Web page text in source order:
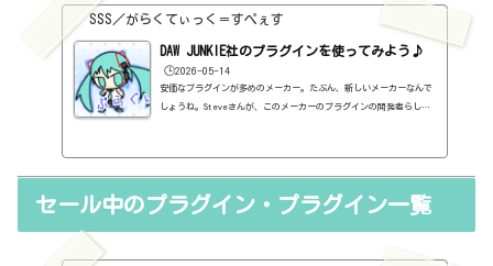
もの...
SSS／がらくてぃっく＝すぺぇす
DAW JUNKIE社のプラグインを使ってみよう♪
🕒️2026-05-14
安価なプラグインが多めのメーカー。たぶん、新しいメーカーなんで
しょうね。Steveさんが、このメーカーのプラグインの開発者らしい
BundleCOMPLRESS ONE・GATE ONE・LIMITER ONEのバンドル【定価】19.
セール中のプラグイン・プラグイン一覧